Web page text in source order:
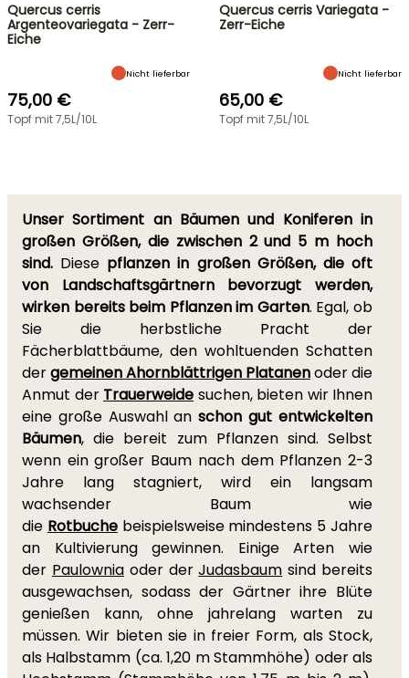
Quercus cerris
Argenteovariegata - Zerr-
Eiche
Nicht lieferbar
75,00 €
Topf mit 7,5L/10L
Quercus cerris Variegata -
Zerr-Eiche
Nicht lieferbar
65,00 €
Topf mit 7,5L/10L
Unser Sortiment an Bäumen und Koniferen in
großen Größen, die zwischen 2 und 5 m hoch
sind. Diese pflanzen in großen Größen, die oft
von Landschaftsgärtnern bevorzugt werden,
wirken bereits beim Pflanzen im Garten. Egal, ob
Sie die herbstliche Pracht der
Fächerblattbäume, den wohltuenden Schatten
dergemeinen Ahornblättrigen Platanenoder die
Anmut der Trauerweide suchen, bieten wir Ihnen
eine große Auswahl anschon gut entwickelten
Bäumen, die bereit zum Pflanzen sind. Selbst
wenn ein großer Baum nach dem Pflanzen 2-3
Jahre lang stagniert, wird ein langsam
wachsender Baum wie
die Rotbuchebeispielsweise mindestens 5 Jahre
an Kultivierung gewinnen. Einige Arten wie
der Paulowniaoder derJudasbaum sind bereits
ausgewachsen, sodass der Gärtner ihre Blüte
genießen kann, ohne jahrelang warten zu
müssen. Wir bieten sie in freier Form, als Stock,
als Halbstamm (ca. 1,20 m Stammhöhe) oder als